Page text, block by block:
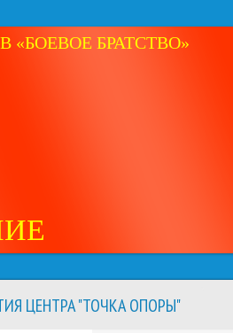
БРАТСТВО»
ЦЕНТРА "ТОЧКА ОПОРЫ"